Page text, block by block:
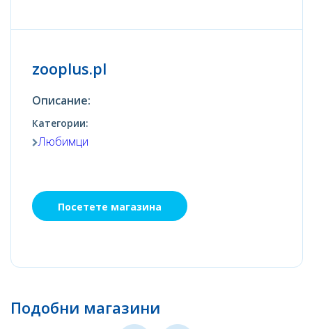
zooplus.pl
Описание:
Категории:
Любимци
Посетете магазина
Подобни магазини